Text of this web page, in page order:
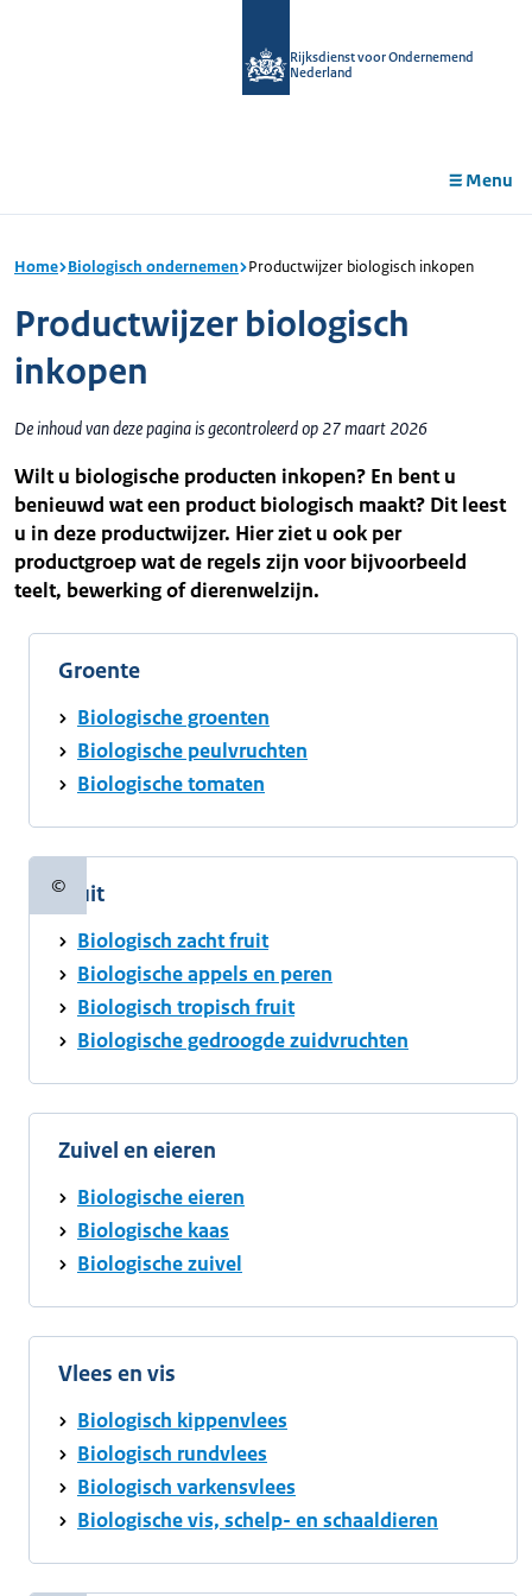
Rijksdienst voor Ondernemend
Nederland
Menu
Home Biologisch ondernemen Productwijzer biologisch inkopen
Productwijzer biologisch
inkopen
De inhoud van deze pagina is gecontroleerd op 27 maart 2026
Wilt u biologische producten inkopen? En bent u
benieuwd wat een product biologisch maakt? Dit leest
u in deze productwijzer. Hier ziet u ook per
productgroep wat de regels zijn voor bijvoorbeeld
teelt, bewerking of dierenwelzijn.
Groente
Biologische groenten
Biologische peulvruchten
Biologische tomaten
©Copyrightinformatie
Fruit
Biologisch zacht fruit
Biologische appels en peren
Biologisch tropisch fruit
Biologische gedroogde zuidvruchten
Zuivel en eieren
Biologische eieren
Biologische kaas
Biologische zuivel
Vlees en vis
Biologisch kippenvlees
Biologisch rundvlees
Biologisch varkensvlees
Biologische vis, schelp- en schaaldieren